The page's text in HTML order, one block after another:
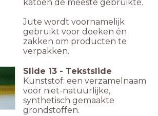
katoen de meeste gebruikte.
Jute wordt voornamelijk
gebruikt voor doeken én
zakken om producten te
verpakken.
Slide 13 - Tekstslide
Kunststof: een verzamelnaam
voor niet-natuurlijke,
synthetisch gemaakte
grondstoffen.